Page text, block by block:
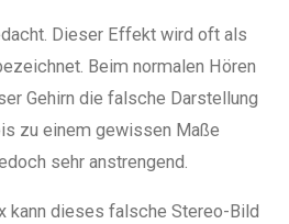
Dieser Effekt wird oft als
Beim normalen Hören
Gehirn die falsche Darstellung
zu einem gewissen Maße
sehr anstrengend.
kann dieses falsche Stereo-Bild